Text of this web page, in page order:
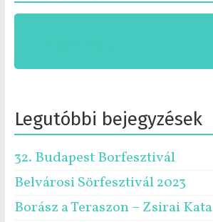
Legutóbbi bejegyzések
32. Budapest Borfesztivál
Belvárosi Sörfesztivál 2023
Borász a Teraszon – Zsirai Kata